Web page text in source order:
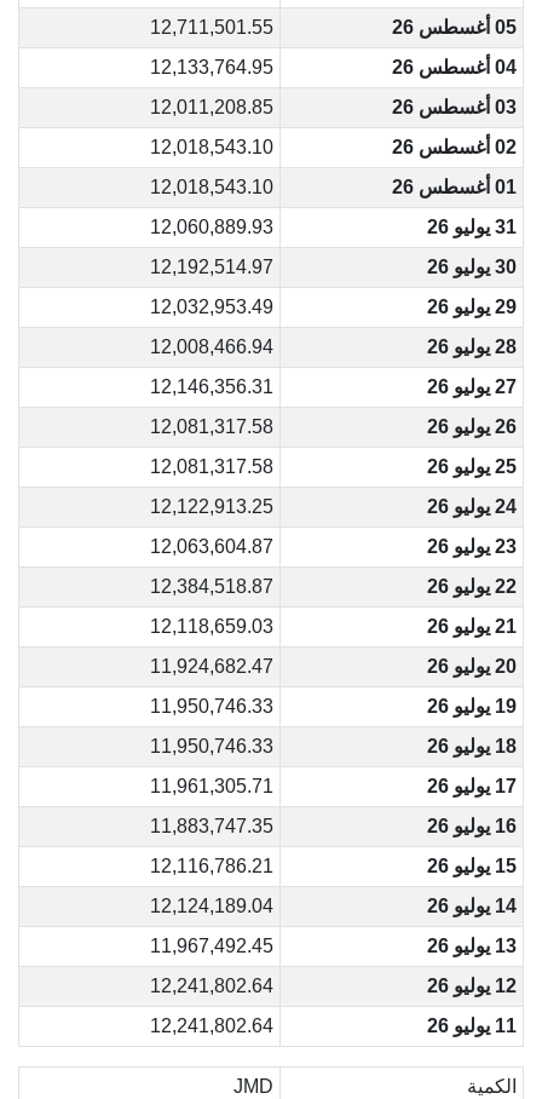
05 أغسطس 26
12,711,501.55
04 أغسطس 26
12,133,764.95
03 أغسطس 26
12,011,208.85
02 أغسطس 26
12,018,543.10
01 أغسطس 26
12,018,543.10
31 يوليو 26
12,060,889.93
30 يوليو 26
12,192,514.97
29 يوليو 26
12,032,953.49
28 يوليو 26
12,008,466.94
27 يوليو 26
12,146,356.31
26 يوليو 26
12,081,317.58
25 يوليو 26
12,081,317.58
24 يوليو 26
12,122,913.25
23 يوليو 26
12,063,604.87
22 يوليو 26
12,384,518.87
21 يوليو 26
12,118,659.03
20 يوليو 26
11,924,682.47
19 يوليو 26
11,950,746.33
18 يوليو 26
11,950,746.33
17 يوليو 26
11,961,305.71
16 يوليو 26
11,883,747.35
15 يوليو 26
12,116,786.21
14 يوليو 26
12,124,189.04
13 يوليو 26
11,967,492.45
12 يوليو 26
12,241,802.64
11 يوليو 26
12,241,802.64
الكمية
JMD